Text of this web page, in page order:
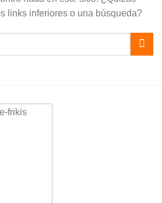
links inferiores o una búsqueda?